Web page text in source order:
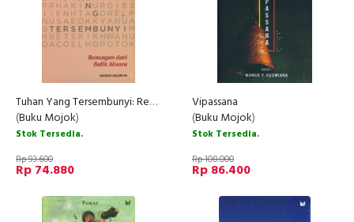
Tuhan Yang Tersembunyi: Renungan dari Balik Aksara
(Buku Mojok)
Stok Tersedia.
Rp 93.600
Rp 74.880
Vipassana
(Buku Mojok)
Stok Tersedia.
Rp 108.000
Rp 86.400